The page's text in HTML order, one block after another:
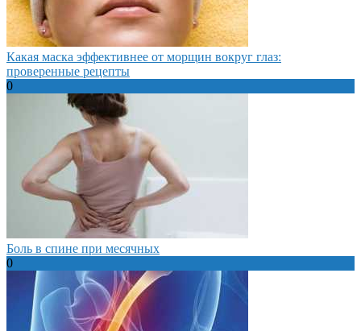
Какая маска эффективнее от морщин вокруг глаз:
проверенные рецепты
0
Боль в спине при месячных
0